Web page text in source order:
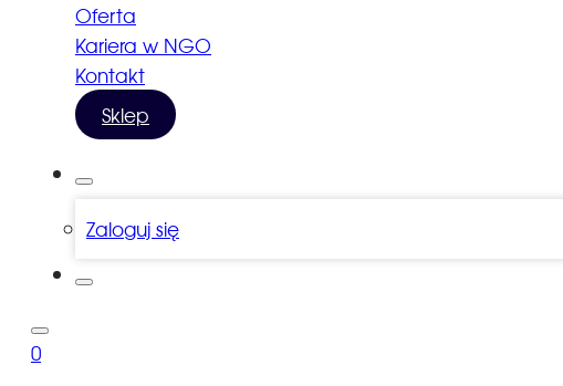
Oferta
Kariera w NGO
Kontakt
Sklep
Zaloguj się
0